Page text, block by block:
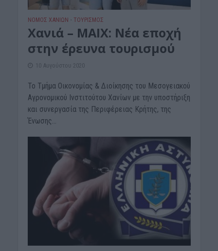
ΝΟΜΌΣ ΧΑΝΊΩΝ • ΤΟΥΡΙΣΜΟΣ
Χανιά – ΜΑΙΧ: Νέα εποχή
στην έρευνα τουρισμού
10 Αυγούστου 2020
Το Τμήμα Οικονομίας & Διοίκησης του Μεσογειακού
Αγρονομικού Ινστιτούτου Χανίων με την υποστήριξη
και συνεργασία της Περιφέρειας Κρήτης, της
Ένωσης...